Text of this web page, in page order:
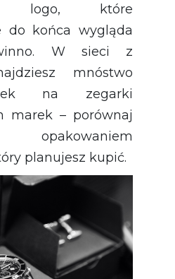
logo, które
do końca wygląda
W sieci z
mnóstwo
na zegarki
marek – porównaj
planujesz kupić.